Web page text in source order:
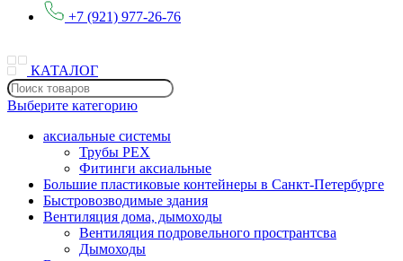
+7 (921) 977-26-76
КАТАЛОГ
Выберите категорию
аксиальные системы
Трубы PEX
Фитинги аксиальные
Большие пластиковые контейнеры в Санкт-Петербурге
Быстровозводимые здания
Вентиляция дома, дымоходы
Вентиляция подровельного пространтсва
Дымоходы